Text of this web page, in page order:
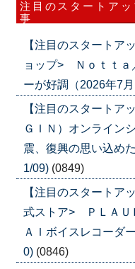
注目のスタートア
事
【注目のスタート
ョップ> Ｎｏｔｔａ
ーが好調（2026年7
【注目のスタート
ＧＩＮ）オンライン
震、復興の思い込め
1/09) (0849)
【注目のスタート
式ストア> ＰＬＡＵ
ＡＩボイスレコーダ
0) (0846)